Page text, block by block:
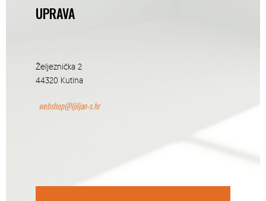
UPRAVA
Željeznička 2
44320 Kutina
webshop@ljiljan-s.hr